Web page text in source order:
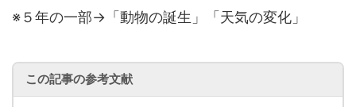
※５年の一部→「動物の誕生」「天気の変化」
この記事の参考文献